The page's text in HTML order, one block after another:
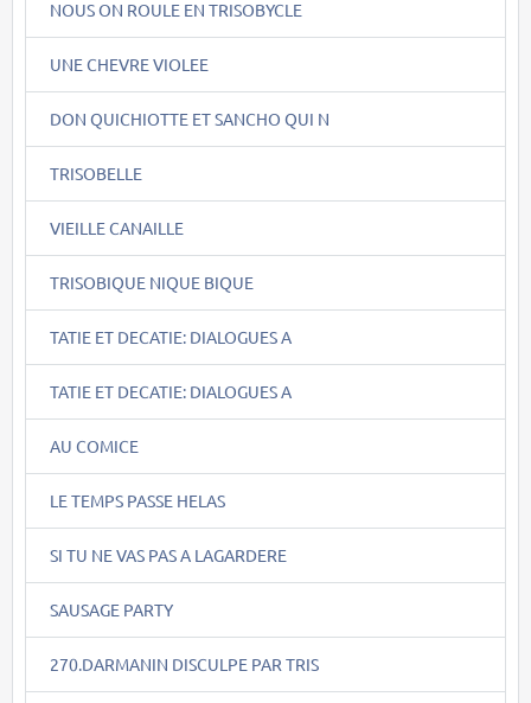
NOUS ON ROULE EN TRISOBYCLE
UNE CHEVRE VIOLEE
DON QUICHIOTTE ET SANCHO QUI N
TRISOBELLE
VIEILLE CANAILLE
TRISOBIQUE NIQUE BIQUE
TATIE ET DECATIE: DIALOGUES A
TATIE ET DECATIE: DIALOGUES A
AU COMICE
LE TEMPS PASSE HELAS
SI TU NE VAS PAS A LAGARDERE
SAUSAGE PARTY
270.DARMANIN DISCULPE PAR TRIS